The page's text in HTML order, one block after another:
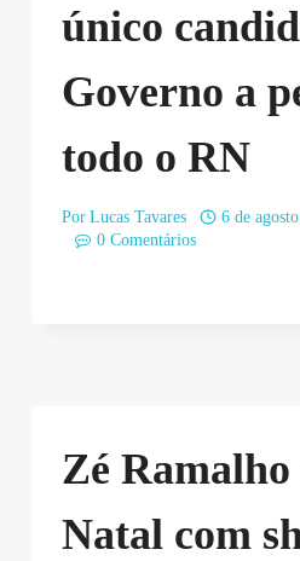
único
Governo a
todo o RN
Por Lucas Tavares
6 de
0 Comentários
Zé
Natal com